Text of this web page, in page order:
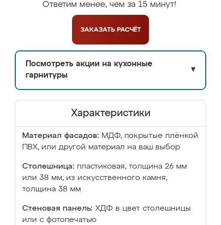
Ответим менее, чем за 15 минут!
ЗАКАЗАТЬ РАСЧЁТ
Посмотреть акции на кухонные
гарнитуры
▼
Характеристики
Материал фасадов: МДФ, покрытые плёнкой
ПВХ, или другой материал на ваш выбор
Столешница: пластиковая, толщина 26 мм
или 38 мм; из искусственного камня,
толщина 38 мм
Стеновая панель: ХДФ в цвет столешницы
или с фотопечатью